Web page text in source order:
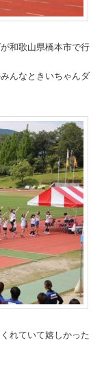
和歌山県橋本市で行
んなときいちゃんダ
れていて嬉しかった